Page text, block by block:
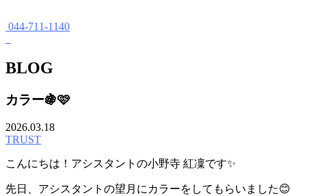
044-711-1140
BLOG
カラー🍇🩷
2026.03.18
TRUST
こんにちは！アシスタントの小野寺 紅凜です✨️
先日、アシスタントの望月にカラーをしてもらいました😊